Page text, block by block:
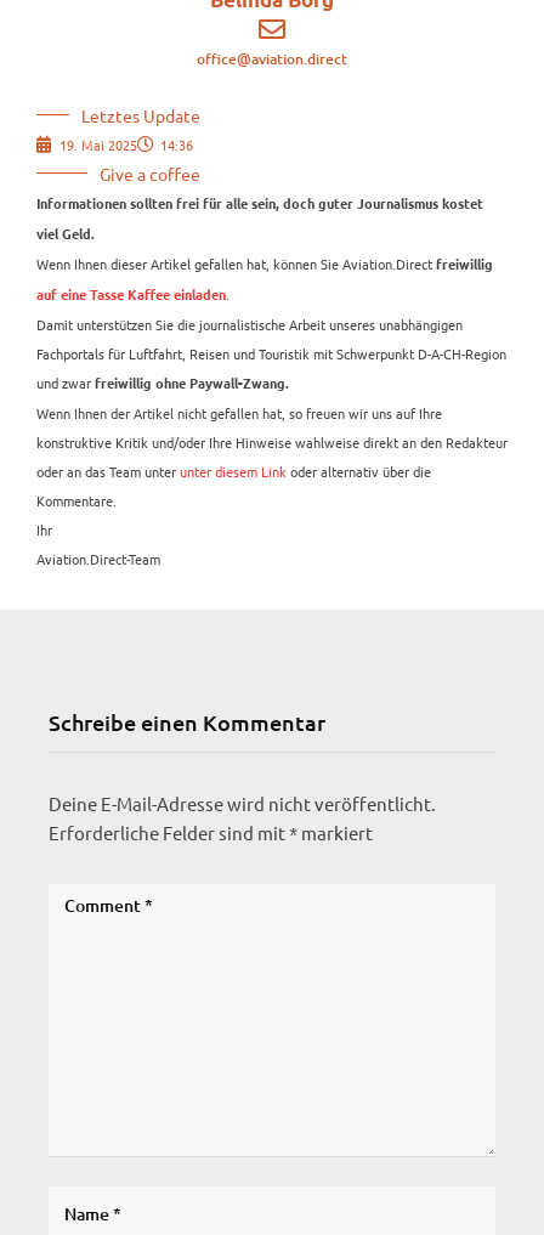
office@aviation.direct
Letztes Update
19. Mai 2025 14:36
Give a coffee
Informationen sollten frei für alle sein, doch guter Journalismus kostet
viel Geld.
Wenn Ihnen dieser Artikel gefallen hat, können Sie Aviation.Direct freiwillig
auf eine Tasse Kaffee einladen
Damit unterstützen Sie die journalistische Arbeit unseres unabhängigen
Fachportals für Luftfahrt, Reisen und Touristik mit Schwerpunkt D-A-CH-Region
und zwar freiwillig ohne Paywall-Zwang.
Wenn Ihnen der Artikel nicht gefallen hat, so freuen wir uns auf Ihre
konstruktive Kritik und/oder Ihre Hinweise wahlweise direkt an den Redakteur
oder an das Team unterunter diesem Link oder alternativ über die
Kommentare.
Ihr
Aviation.Direct-Team
Schreibe einen Kommentar
Deine E-Mail-Adresse wird nicht veröffentlicht.
Erforderliche Felder sind mit* markiert